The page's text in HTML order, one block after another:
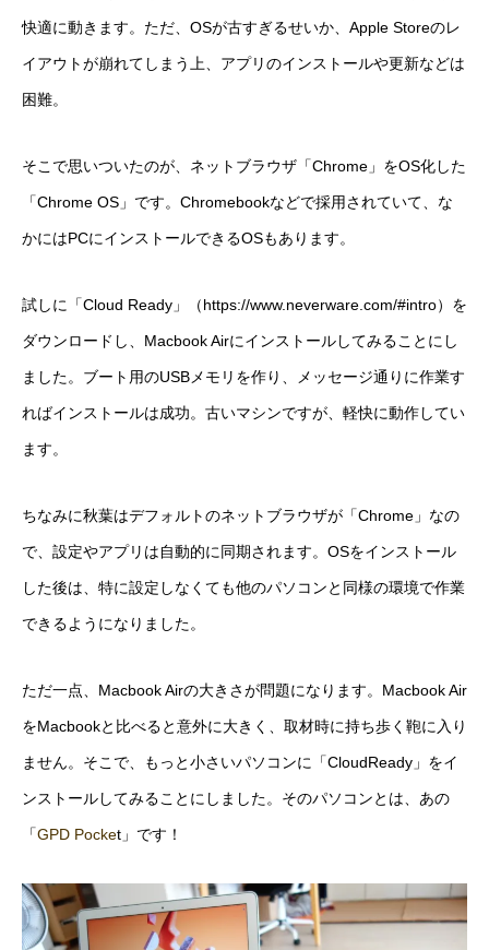
快適に動きます。ただ、OSが古すぎるせいか、Apple Storeのレ
イアウトが崩れてしまう上、アプリのインストールや更新などは
困難。
そこで思いついたのが、ネットブラウザ「Chrome」をOS化した
「Chrome OS」です。Chromebookなどで採用されていて、な
かにはPCにインストールできるOSもあります。
試しに「Cloud Ready」（https://www.neverware.com/#intro）を
ダウンロードし、Macbook Airにインストールしてみることにし
ました。ブート用のUSBメモリを作り、メッセージ通りに作業す
ればインストールは成功。古いマシンですが、軽快に動作してい
ます。
ちなみに秋葉はデフォルトのネットブラウザが「Chrome」なの
で、設定やアプリは自動的に同期されます。OSをインストール
した後は、特に設定しなくても他のパソコンと同様の環境で作業
できるようになりました。
ただ一点、Macbook Airの大きさが問題になります。Macbook Air
をMacbookと比べると意外に大きく、取材時に持ち歩く鞄に入り
ません。そこで、もっと小さいパソコンに「CloudReady」をイ
ンストールしてみることにしました。そのパソコンとは、あの
「GPD Pocket」です！